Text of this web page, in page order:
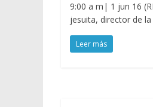
9:00 a m| 1 jun 16
jesuita, director de
Leer más